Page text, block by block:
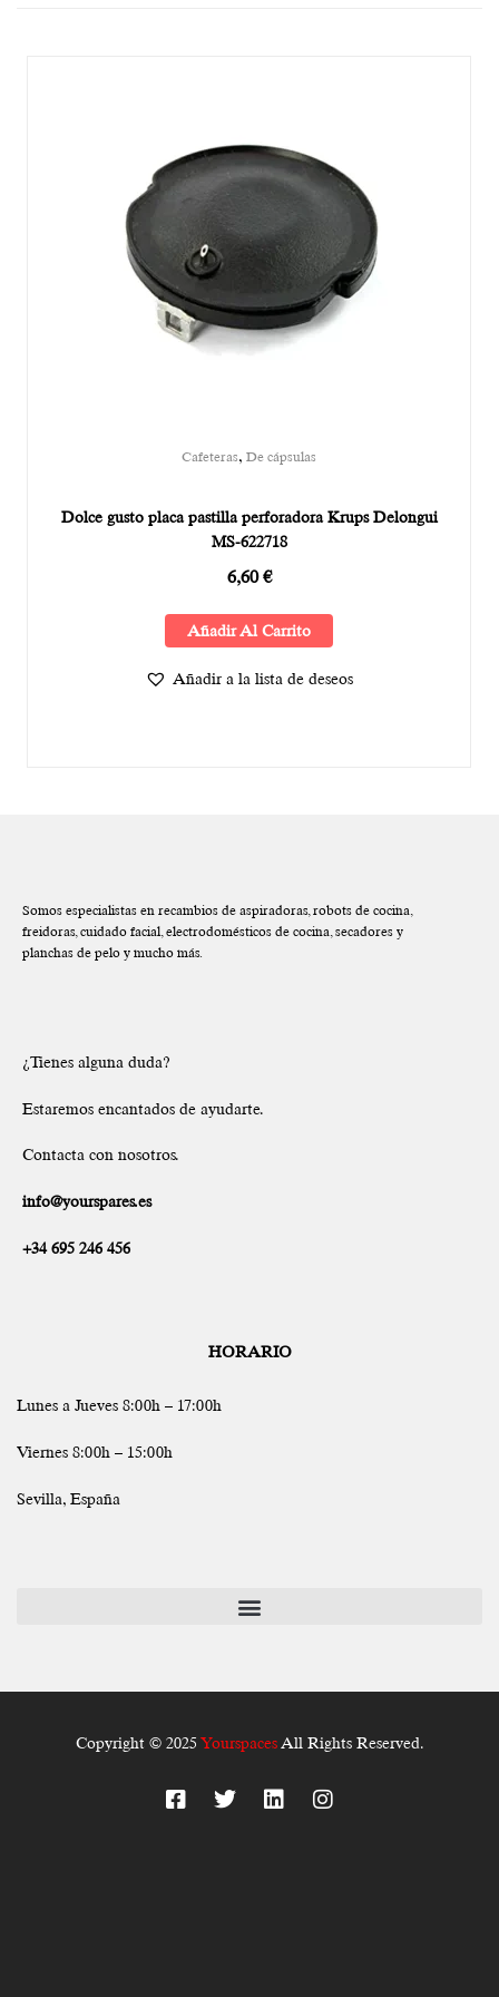
Cafeteras, De cápsulas
Dolce gusto placa pastilla perforadora Krups Delongui
MS-622718
6,60€
Añadir Al Carrito
Añadir a la lista de deseos
Somos especialistas en recambios de aspiradoras, robots de cocina,
freidoras, cuidado facial, electrodomésticos de cocina, secadores y
planchas de pelo y mucho más.
¿Tienes alguna duda?
Estaremos encantados de ayudarte.
Contacta con nosotros.
info@yourspares.es
+34 695 246 456
HORARIO
Lunes a Jueves 8:00h – 17:00h
Viernes 8:00h – 15:00h
Sevilla, España
Copyright © 2025 YourspacesAll Rights Reserved.